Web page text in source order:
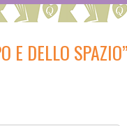
E DELLO